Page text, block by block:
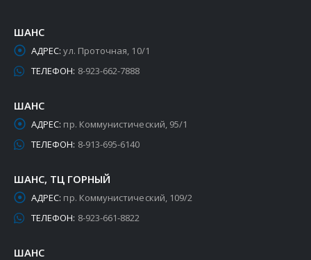
ШАНС
АДРЕС: ул. Проточная, 10/1
ТЕЛЕФОН: 8-923-662-7888
ШАНС
АДРЕС: пр. Коммунистический, 95/1
ТЕЛЕФОН: 8-913-695-6140
ШАНС, ТЦ ГОРНЫЙ
АДРЕС: пр. Коммунистический, 109/2
ТЕЛЕФОН: 8-923-661-8822
ШАНС